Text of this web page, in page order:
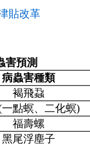
貼改革
害預測
病蟲害種類
褐飛蝨
點螟、二化螟)
福壽螺
黑尾浮塵子